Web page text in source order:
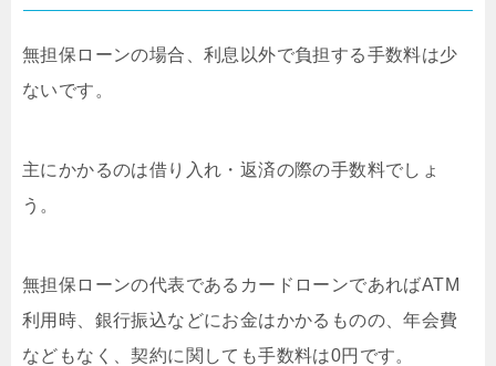
無担保ローンの場合、利息以外で負担する手数料は少
ないです。
主にかかるのは借り入れ・返済の際の手数料でしょ
う。
無担保ローンの代表であるカードローンであればATM
利用時、銀行振込などにお金はかかるものの、年会費
などもなく、契約に関しても手数料は0円です。